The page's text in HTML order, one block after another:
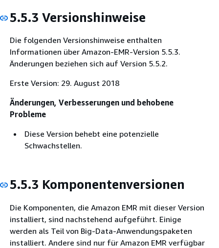
5.5.3 Versionshinweise
Die folgenden Versionshinweise enthalten
Informationen über Amazon-EMR-Version 5.5.3.
Änderungen beziehen sich auf Version 5.5.2.
Erste Version: 29. August 2018
Änderungen, Verbesserungen und behobene
Probleme
Diese Version behebt eine potenzielle
Schwachstellen.
5.5.3 Komponentenversionen
Die Komponenten, die Amazon EMR mit dieser Version
installiert, sind nachstehend aufgeführt. Einige
werden als Teil von Big-Data-Anwendungspaketen
installiert. Andere sind nur für Amazon EMR verfügbar